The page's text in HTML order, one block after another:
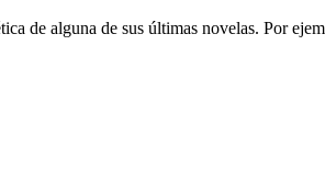
de alguna de sus últimas novelas. Por